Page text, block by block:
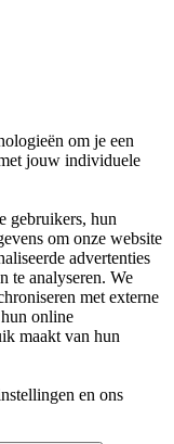
om je een
jouw individuele
gebruikers, hun
om onze website
advertenties
te analyseren. We
met externe
online
maakt van hun
en ons